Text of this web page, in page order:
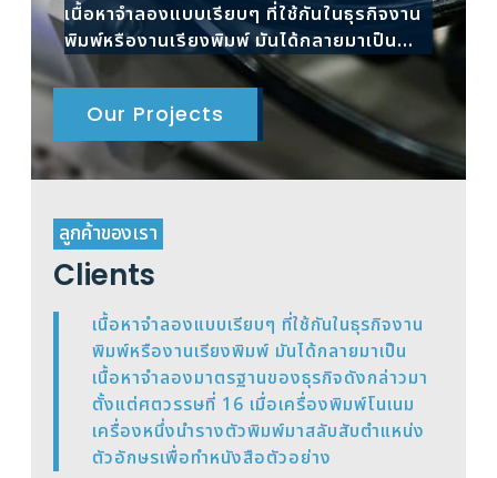
เนื้อหาจำลองแบบเรียบๆ ที่ใช้กันในธุรกิจงาน
พิมพ์หรืองานเรียงพิมพ์ มันได้กลายมาเป็น
เนื้อหาจำลองมาตรฐาน
เนื้อ
Our Projects
ลูกค้าของเรา
Clients
เนื้อหาจำลองแบบเรียบๆ ที่ใช้กันในธุรกิจงาน
พิมพ์หรืองานเรียงพิมพ์ มันได้กลายมาเป็น
เนื้อหาจำลองมาตรฐานของธุรกิจดังกล่าวมา
ตั้งแต่ศตวรรษที่ 16 เมื่อเครื่องพิมพ์โนเนม
เครื่องหนึ่งนำรางตัวพิมพ์มาสลับสับตำแหน่ง
ตัวอักษรเพื่อทำหนังสือตัวอย่าง